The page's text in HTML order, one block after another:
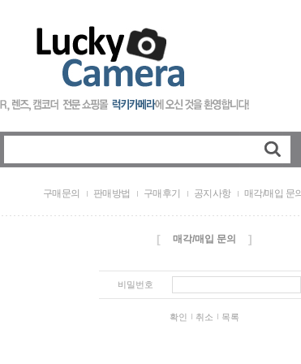
구매문의 판매방법 구매후기 공지사항 매각/매입 문의
[ 매각/매입 문의 ]
비밀번호
확인 취소 목록